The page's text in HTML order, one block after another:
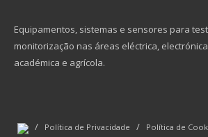
Equipamentos, sistemas e sensores para
monitorização nas áreas eléctrica,
académica e agrícola.
/ Política de Privacidade / Política de